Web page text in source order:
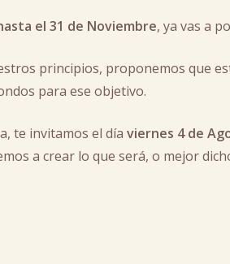
el 31 de Noviembre, ya vas a
principios, proponemos que
para ese objetivo.
te invitamos el día viernes 4 de
a crear lo que será, o mejor